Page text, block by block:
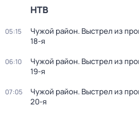
НТВ
05:15 Чужой район. Выстрел из
18-я
06:10 Чужой район. Выстрел из
19-я
07:05 Чужой район. Выстрел из
20-я